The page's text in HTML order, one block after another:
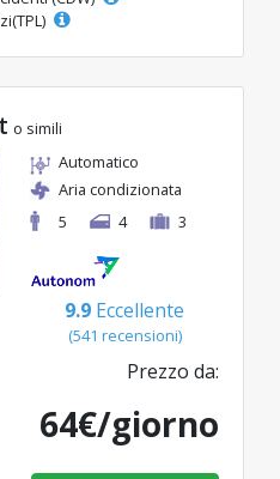
o simili
Automatico
Aria condizionata
5
4 3
9.9 Eccellente
(541 recensioni)
Prezzo da:
64€/giorno